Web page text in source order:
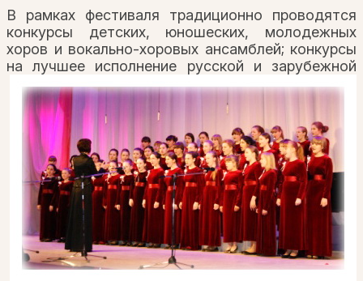
В рамках фестиваля традиционно проводятся
конкурсы детских, юношеских, молодежных
хоров и вокально-хоровых ансамблей; конкурсы
на лучшее исполнение русской и зарубежной